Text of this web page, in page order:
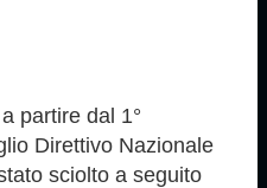
partire dal 1°
Direttivo Nazionale
sciolto a seguito